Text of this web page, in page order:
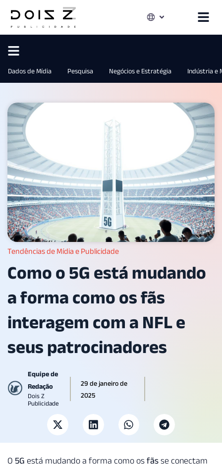
Dados de Mídia Pesquisa Negócios e Estratégia Indústria e
Tendências de Mídia e Publicidade
Como o 5G está mudando
a forma como os fãs
interagem com a NFL e
seus patrocinadores
Equipe de
Redação
Dois Z
Publicidade
29 de janeiro de
2025
O 5G está mudando a forma como os fãs se conectam